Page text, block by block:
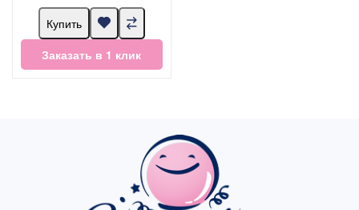
Купить
Заказать в 1 клик